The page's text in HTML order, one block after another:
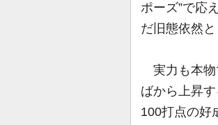
ポーズ”で応
だ旧態依然
実力も本物
ばから上昇
100打点の好